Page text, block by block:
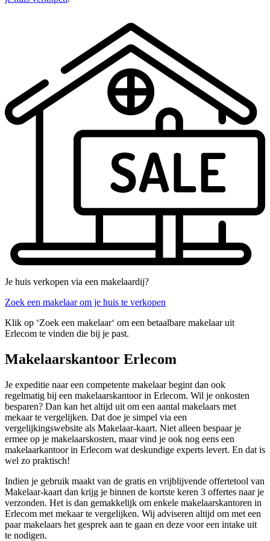
Je huis verkopen via een makelaardij?
Zoek een makelaar om je huis te verkopen
Klik op ‘Zoek een makelaar‘ om een betaalbare makelaar uit
Erlecom te vinden die bij je past.
Makelaarskantoor Erlecom
Je expeditie naar een competente makelaar begint dan ook
regelmatig bij een makelaarskantoor in Erlecom. Wil je onkosten
besparen? Dan kan het altijd uit om een aantal makelaars met
mekaar te vergelijken. Dat doe je simpel via een
vergelijkingswebsite als Makelaar-kaart. Niet alleen bespaar je
ermee op je makelaarskosten, maar vind je ook nog eens een
makelaarkantoor in Erlecom wat deskundige experts levert. En dat is
wel zo praktisch!
Indien je gebruik maakt van de gratis en vrijblijvende offertetool van
Makelaar-kaart dan krijg je binnen de kortste keren 3 offertes naar je
verzonden. Het is dan gemakkelijk om enkele makelaarskantoren in
Erlecom met mekaar te vergelijken. Wij adviseren altijd om met een
paar makelaars het gesprek aan te gaan en deze voor een intake uit
te nodigen.